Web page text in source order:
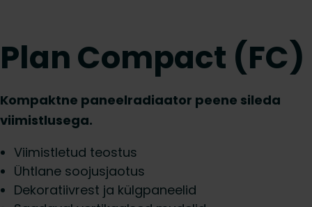
Plan Compact (FC)
Kompaktne paneelradiaator peene sileda
viimistlusega.
Viimistletud teostus
Ühtlane soojusjaotus
Dekoratiivrest ja külgpaneelid